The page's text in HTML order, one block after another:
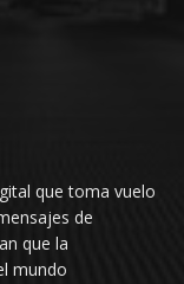
que toma vuelo
de
que la
mundo